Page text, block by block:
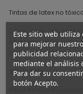
Tintas de latex no
Colocación muy fácil
es aconsejable sobre
pinturas con latex.
Vinilo Tela
Vinilo en tela
Este sitio web utiliza
para mejorar
publicidad
mediante el análisis
Para dar su
botón Acepto.